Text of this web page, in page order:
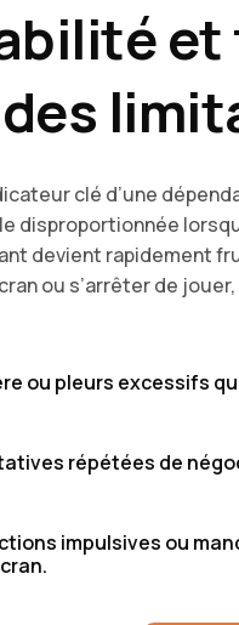
clé d’une
disproportionnée
devient rapidement
ou s’arrêter de
ou pleurs excessifs
répétées de
impulsives ou